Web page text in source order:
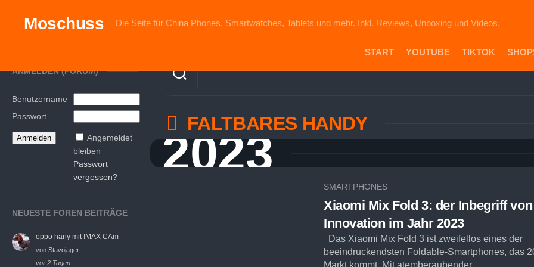
contentMoschuss Die Seite für China Phones, Smartwatches, Tablets und mehr. Inkl. Reviews, Unboxing und Videos.
START YOUTUBE TIKTOK
ANMELDEN (FORUM)
Benutzername
Passwort
Angemeldet
bleiben
Passwort
vergessen?
NEUESTE FOREN BEITRÄGE
oppo hany mit IMAX CAm
von Stavojager
vor 2 Tagen
FALTBARES HANDY
2023
SMARTPHONES
Xiaomi Mix Fold 3: der Inbegriff
Innovation im Jahr 2023
Das Xiaomi Mix Fold 3 ist zweifellos eines der
beeindruckendsten Foldable-Smartphones, das
Markt kommt. Mit atemberaubender...